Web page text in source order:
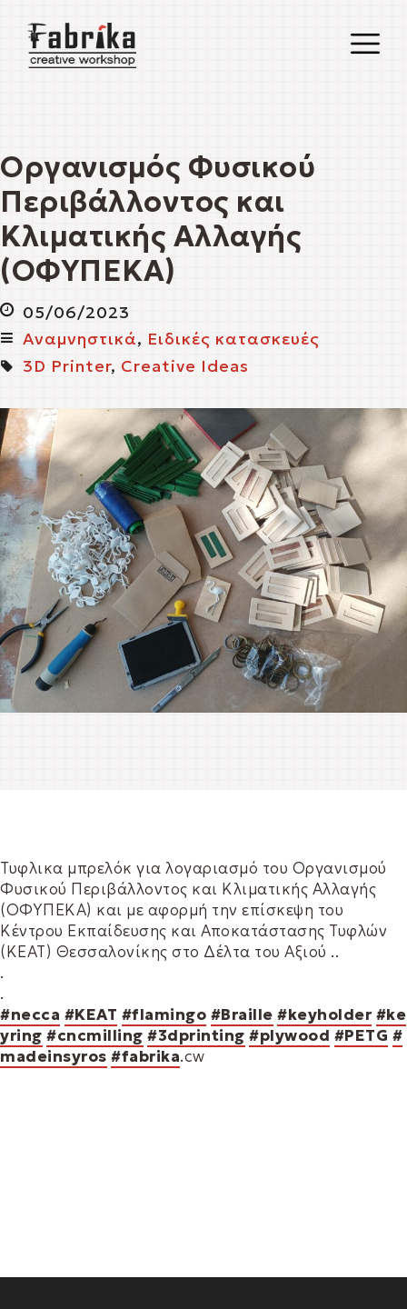
Οργανισμός Φυσικού
Περιβάλλοντος και
Κλιματικής Αλλαγής
(ΟΦΥΠΕΚΑ)
05/06/2023
Αναμνηστικά, Ειδικές κατασκευές
3D Printer, Creative Ideas
Τυφλικα μπρελόκ για λογαριασμό του Οργανισμού
Φυσικού Περιβάλλοντος και Κλιματικής Αλλαγής
(ΟΦΥΠΕΚΑ) και με αφορμή την επίσκεψη του
Κέντρου Εκπαίδευσης και Αποκατάστασης Τυφλών
(ΚΕΑΤ) Θεσσαλονίκης στο Δέλτα του Αξιού ..
.
.
#necca #KEAT #flamingo #Braille #keyholder #ke
yring #cncmilling #3dprinting #plywood #PETG #
madeinsyros #fabrika.cw